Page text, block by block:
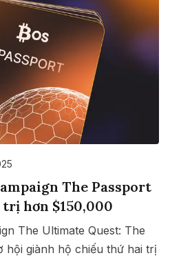
The Passport
hơn $150,000
The Ultimate Quest: The
hội giành hộ chiếu thứ hai trị